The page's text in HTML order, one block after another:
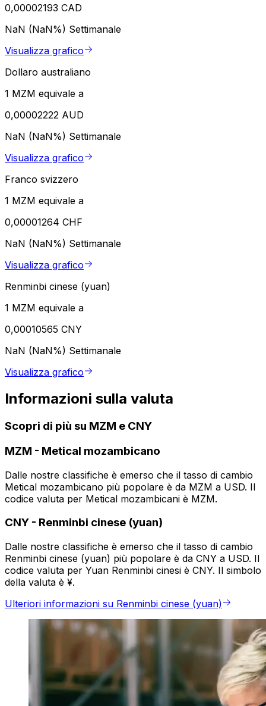
0,00002193 CAD
NaN (NaN%) Settimanale
Visualizza grafico
Dollaro australiano
1 MZM equivale a
0,00002222 AUD
NaN (NaN%) Settimanale
Visualizza grafico
Franco svizzero
1 MZM equivale a
0,00001264 CHF
NaN (NaN%) Settimanale
Visualizza grafico
Renminbi cinese (yuan)
1 MZM equivale a
0,00010565 CNY
NaN (NaN%) Settimanale
Visualizza grafico
Informazioni sulla valuta
Scopri di più su MZM e CNY
MZM - Metical mozambicano
Dalle nostre classifiche è emerso che il tasso di cambio
Metical mozambicano più popolare è da MZM a USD. Il
codice valuta per Metical mozambicani è MZM.
CNY - Renminbi cinese (yuan)
Dalle nostre classifiche è emerso che il tasso di cambio
Renminbi cinese (yuan) più popolare è da CNY a USD. Il
codice valuta per Yuan Renminbi cinesi è CNY. Il simbolo
della valuta è ¥.
Ulteriori informazioni su Renminbi cinese (yuan)